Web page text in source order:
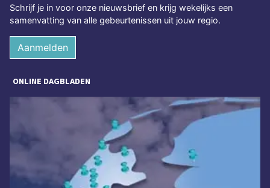
Schrijf je in voor onze nieuwsbrief en krijg wekelijks een
samenvatting van alle gebeurtenissen uit jouw regio.
Aanmelden
ONLINE DAGBLADEN